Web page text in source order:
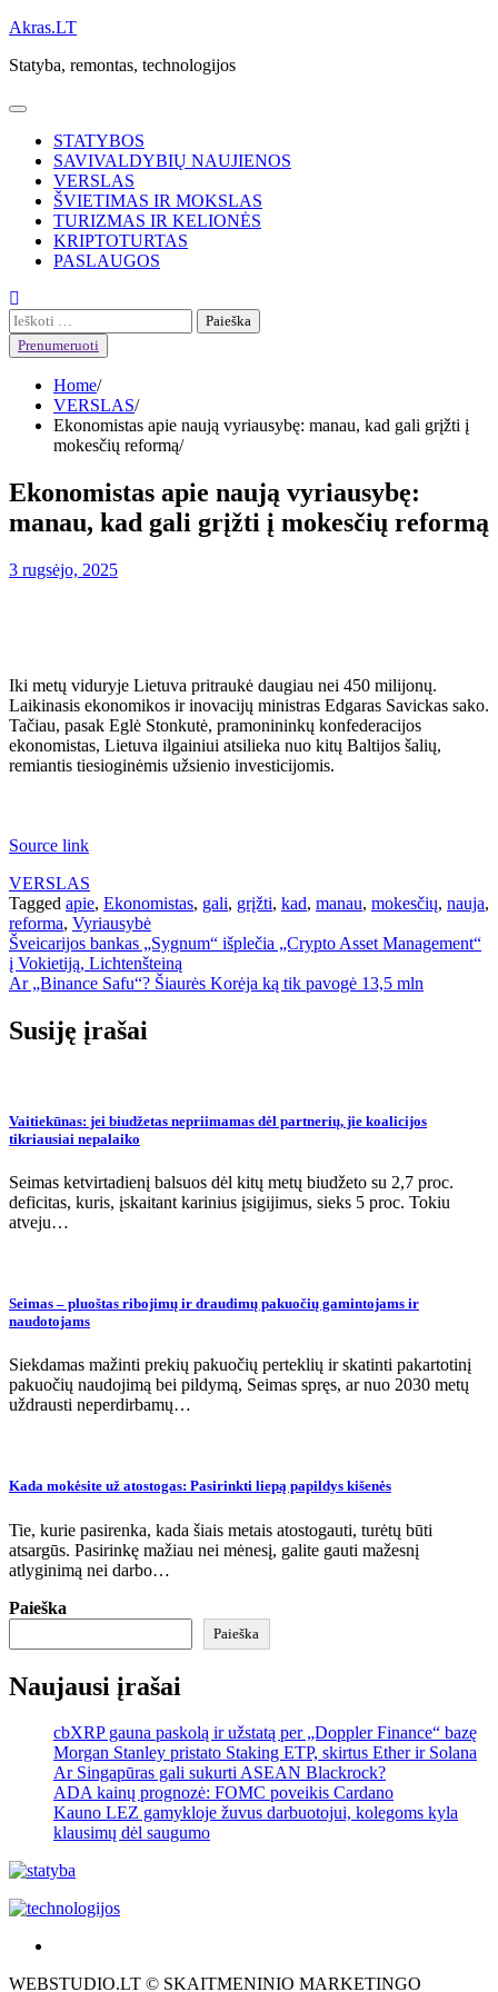
Skip
content
Akras.LT
Statyba, remontas, technologijos
STATYBOS
SAVIVALDYBIŲ NAUJIENOS
VERSLAS
ŠVIETIMAS IR MOKSLAS
TURIZMAS IR KELIONĖS
KRIPTOTURTAS
PASLAUGOS
Ieškoti:
Prenumeruoti
Home
VERSLAS
Ekonomistas apie naują vyriausybę: manau, kad gali grįžti į
mokesčių reformą
Ekonomistas apie naują vyriausybę:
manau, kad gali grįžti į mokesčių reformą
3 rugsėjo, 2025
Iki metų viduryje Lietuva pritraukė daugiau nei 450 milijonų.
Laikinasis ekonomikos ir inovacijų ministras Edgaras Savickas sako.
Tačiau, pasak Eglė Stonkutė, pramonininkų konfederacijos
ekonomistas, Lietuva ilgainiui atsilieka nuo kitų Baltijos šalių,
remiantis tiesioginėmis užsienio investicijomis.
Source link
VERSLAS
Tagged apie, Ekonomistas, gali, grįžti, kad, manau, mokesčių, nauja,
reforma, Vyriausybė
Navigacija
tarp
Šveicarijos bankas „Sygnum“ išplečia „Crypto Asset Management“
į Vokietiją, Lichtenšteiną
Ar „Binance Safu“? Šiaurės Korėja ką tik pavogė 13,5 mln
Susiję įrašai
Vaitiekūnas: jei biudžetas nepriimamas dėl partnerių, jie koalicijos
tikriausiai nepalaiko
Seimas ketvirtadienį balsuos dėl kitų metų biudžeto su 2,7 proc.
deficitas, kuris, įskaitant karinius įsigijimus, sieks 5 proc. Tokiu
atveju…
Seimas – pluoštas ribojimų ir draudimų pakuočių gamintojams ir
naudotojams
Siekdamas mažinti prekių pakuočių perteklių ir skatinti pakartotinį
pakuočių naudojimą bei pildymą, Seimas spręs, ar nuo 2030 metų
uždrausti neperdirbamų…
Kada mokėsite už atostogas: Pasirinkti liepą papildys kišenės
Tie, kurie pasirenka, kada šiais metais atostogauti, turėtų būti
atsargūs. Pasirinkę mažiau nei mėnesį, galite gauti mažesnį
atlyginimą nei darbo…
Paieška
Paieška
Naujausi įrašai
cbXRP gauna paskolą ir užstatą per „Doppler Finance“ bazę
Morgan Stanley pristato Staking ETP, skirtus Ether ir Solana
Ar Singapūras gali sukurti ASEAN Blackrock?
ADA kainų prognozė: FOMC poveikis Cardano
Kauno LEZ gamykloje žuvus darbuotojui, kolegoms kyla
klausimų dėl saugumo
tai
WEBSTUDIO.LT © SKAITMENINIO MARKETINGO